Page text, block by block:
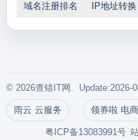
域名注册排名 IP地址转换
© 2026查错IT网. Update:2026-
雨云 云服务 领券啦 电
粤ICP备13083991号